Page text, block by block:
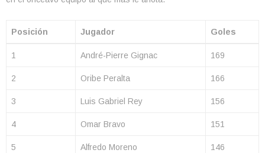
Posición Jugador Goles
1 André-Pierre Gignac 169
2 Oribe Peralta 166
3 Luis Gabriel Rey 156
4 Omar Bravo 151
5 Alfredo Moreno 146